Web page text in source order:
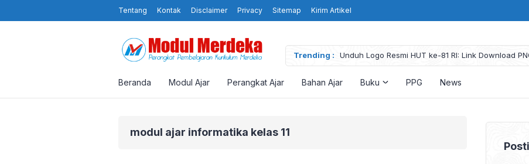
Tentang Kontak Disclaimer Privacy Sitemap Kirim Artikel
Trending :
Unduh Logo Resmi HUT ke-81 RI: Link Download
High Resolution
Beranda Modul Ajar Perangkat Ajar Bahan Ajar Buku PPG News
modul ajar informatika kelas 11